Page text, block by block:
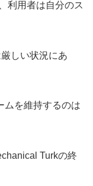
利用者は自分のス
しい状況にあ
ムを維持するのは
Turkの終